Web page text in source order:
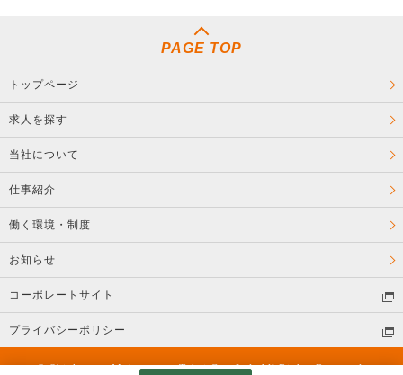
PAGE TOP
トップページ
求人を探す
当社について
仕事紹介
働く環境・制度
お知らせ
コーポレートサイト
プライバシーポリシー
© Shinkansen Maintenance Tokai Co., Ltd. All Rights Reserved.